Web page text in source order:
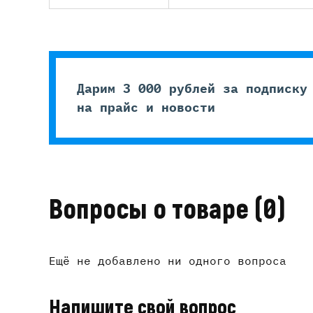
Дарим 3 000 рублей за подписку
на прайс и новости
Вопросы о товаре (0)
Ещё не добавлено ни одного вопроса